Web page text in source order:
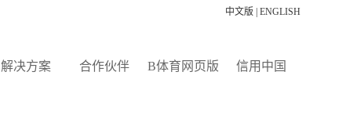
中文版 ENGLISH
解决方案 合作伙伴 B体育网页版 信用中国